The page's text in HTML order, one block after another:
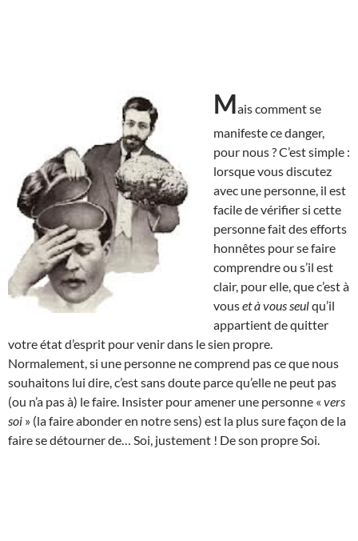
Mais comment se
manifeste ce danger,
pour nous ? C’est simple :
lorsque vous discutez
avec une personne, il est
facile de vérifier si cette
personne fait des efforts
honnêtes pour se faire
comprendre ou s’il est
clair, pour elle, que c’est à
vouset à vous seulqu’il
appartient de quitter
votre état d’esprit pour venir dans le sien propre.
Normalement, si une personne ne comprend pas ce que nous
souhaitons lui dire, c’est sans doute parce qu’elle ne peut pas
(ou n’a pas à) le faire. Insister pour amener une personne « vers
soi » (la faire abonder en notre sens) est la plus sure façon de la
faire se détourner de… Soi, justement ! De son propre Soi.